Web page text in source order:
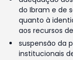
do Ibram e de
quanto à
aos recursos
suspensão da
institucionais